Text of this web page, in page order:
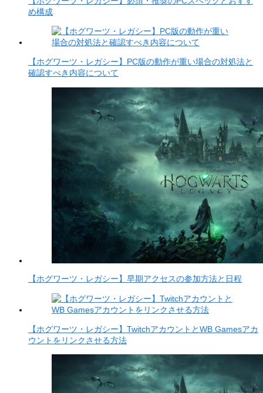
め構成
【ホグワーツ・レガシー】PC版の動作が重い場合の対処法と
確認すべき内容について
【ホグワーツ・レガシー】早期アクセスの参加方法と日程
【ホグワーツ・レガシー】TwitchアカウントとWB Gamesアカ
ウントをリンクさせる方法